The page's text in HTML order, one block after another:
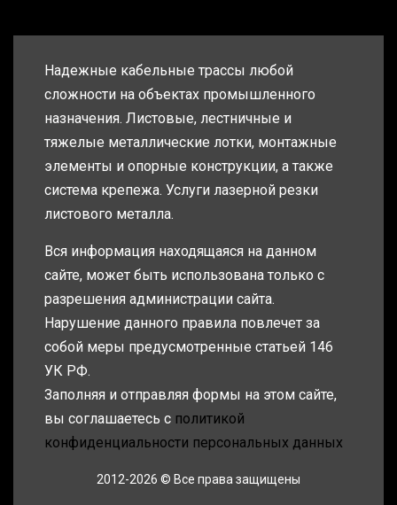
Надежные кабельные трассы любой
сложности на объектах промышленного
назначения. Листовые, лестничные и
тяжелые металлические лотки, монтажные
элементы и опорные конструкции, а также
система крепежа. Услуги лазерной резки
листового металла.
Вся информация находящаяся на данном
сайте, может быть использована только с
разрешения администрации сайта.
Нарушение данного правила повлечет за
собой меры предусмотренные статьей 146
УК РФ.
Заполняя и отправляя формы на этом сайте,
вы соглашаетесь с политикой
конфиденциальности персональных данных
2012-2026 © Все права защищены